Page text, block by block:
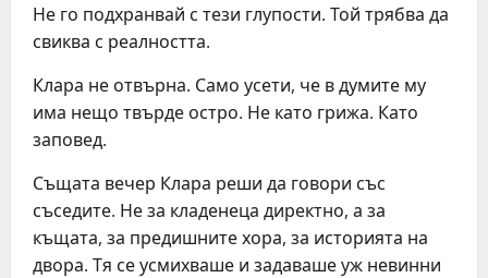
Не го подхранвай с тези глупости. Той трябва да
свиква с реалността.
Клара не отвърна. Само усети, че в думите му
има нещо твърде остро. Не като грижа. Като
заповед.
Същата вечер Клара реши да говори със
съседите. Не за кладенеца директно, а за
къщата, за предишните хора, за историята на
двора. Тя се усмихваше и задаваше уж невинни